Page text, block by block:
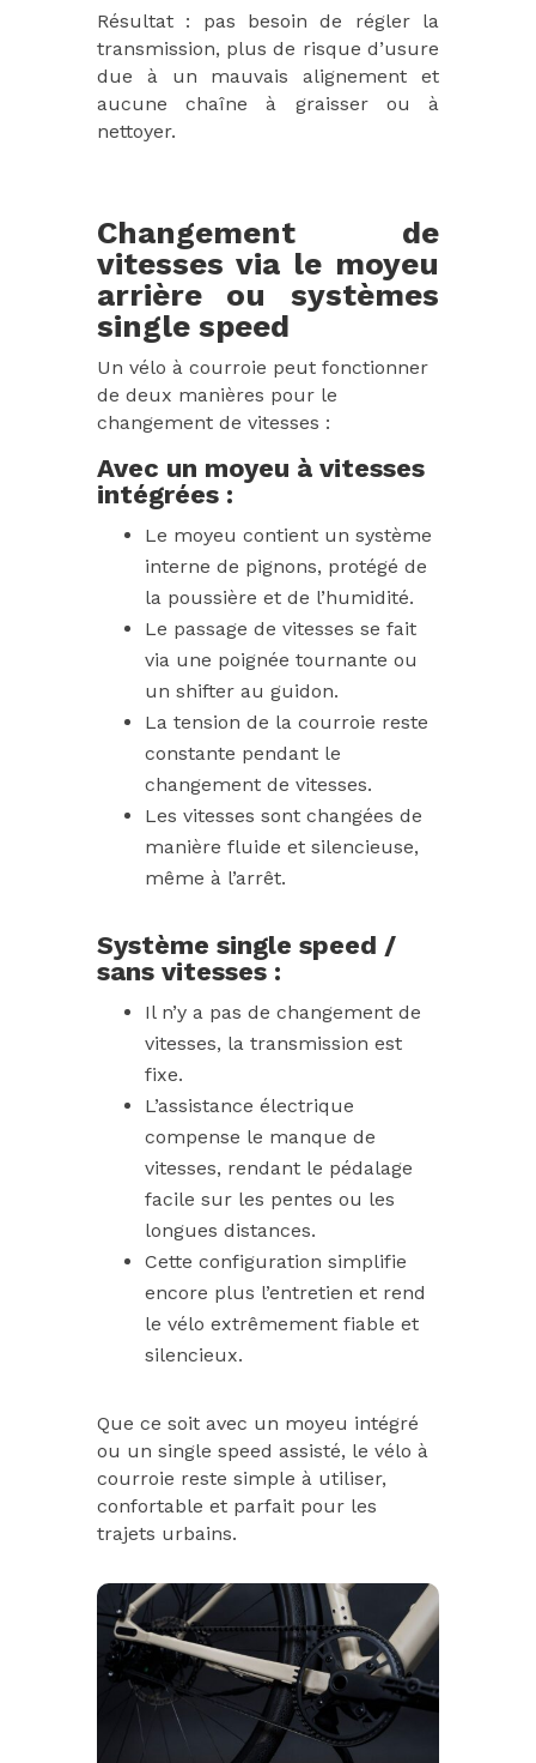
Résultat : pas besoin de régler la
transmission, plus de risque d’usure
due à un mauvais alignement et
aucune chaîne à graisser ou à
nettoyer.
Changement de
vitesses via le moyeu
arrière ou systèmes
single speed
Un vélo à courroie peut fonctionner
de deux manières pour le
changement de vitesses :
Avec un moyeu à vitesses
intégrées :
Le moyeu contient un système
interne de pignons, protégé de
la poussière et de l’humidité.
Le passage de vitesses se fait
via une poignée tournante ou
un shifter au guidon.
La tension de la courroie reste
constante pendant le
changement de vitesses.
Les vitesses sont changées de
manière fluide et silencieuse,
même à l’arrêt.
Système single speed /
sans vitesses :
Il n’y a pas de changement de
vitesses, la transmission est
fixe.
L’assistance électrique
compense le manque de
vitesses, rendant le pédalage
facile sur les pentes ou les
longues distances.
Cette configuration simplifie
encore plus l’entretien et rend
le vélo extrêmement fiable et
silencieux.
Que ce soit avec un moyeu intégré
ou un single speed assisté, le vélo à
courroie reste simple à utiliser,
confortable et parfait pour les
trajets urbains.